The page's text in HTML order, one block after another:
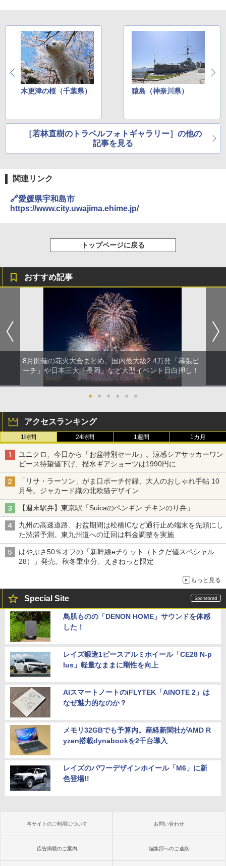
￥2,695
A26 地球の歩き方 チェコ ポーランド スロヴ
ァキア 2026～2027 地球の歩き方A ヨーロッ
パ
[キャンパーズコレクション 山善] 傘みたいに
広げるだけ パッとサッとテント ブラックコ
ーティング フルクローズ メッシュ 3-4人用
簡単設置 ポップアップテント エクルベージ
ュ(BC仕様) PATC-150B(EB)
￥9,990
[キャンパーズコレクション 山善] 傘みたいに
広げるだけ パッとサッとテント キューブワ
イド ブラックコーティング フルクローズ メ
￥3,680
BUNDOK(バンドック)ソロ ドーム 1 EX BDK
-08EX カーキ ソロキャンプ ポリエステル フ
レーム ドーム型 テント
￥14,800
着替えテント トイレテント 透けない【換気
通気窓付き】収納袋付き UVカット 防水 防災
コンパクト iimono117 (ブルー)
木更津の桜（千葉県） 猿島（神奈川県）
［若林直樹のトラベルフォトギャラリー］の他の
記事を見る
関連リンク
🔗愛媛県宇和島市
https://www.city.uwajima.ehime.jp/
トップページに戻る
おすすめ記事
8月開催の花火大会まとめ。国内最大級2.4万発「幕張ビ
ーチ」や日本三大「長岡」など大型イベント目白押し！
● ● ● ● ● ●
アクセスランキング
1時間 24時間 1週間 1カ月
ユニクロ、今日から「お盆特別セール」。涼感シアサッカーワン
ピース待望値下げ、撥水ギアショーツは1990円に
「リサ・ラーソン」がま口ポーチ付録、大人のおしゃれ手帖 10
月号。ジャカード織の北欧猫デザイン
【週末駅弁】東京駅「Suicaのペンギン チキンのり弁」
九州の高速道路、お盆期間は松橋ICなど通行止め端末を先頭にし
た渋滞予測。東九州道への迂回は料金調整を実施
はやぶさ50％オフの「新幹線eチケット（トクだ値スペシャル
28）」発売。秋冬乗車分、えきねっと限定
もっと見る
Special Site
鳥肌ものの「DENON HOME」サウンドを体感
した！
レイズ鍛造1ピースアルミホイール「CE28 N-p
lus」軽量なままに剛性を向上
AIスマートノートのiFLYTEK「AINOTE 2」は
なぜ魅力的なのか？
メモリ32GBでも予算内。産経新聞社がAMD R
yzen搭載dynabookを2千台導入
レイズのパワーデザインホイール「M6」に新
色登場!!
本サイトのご利用について お問い合わせ
広告掲載のご案内 編集部へのご連絡